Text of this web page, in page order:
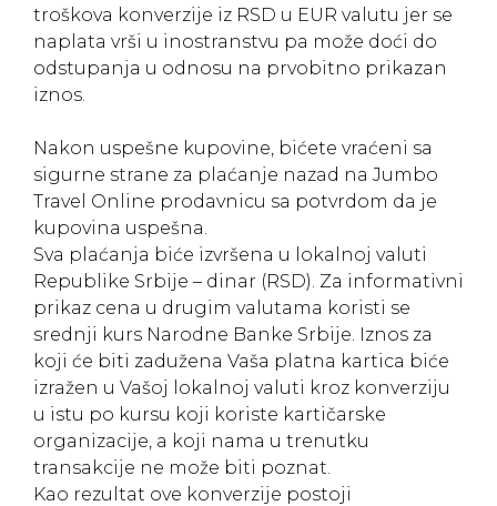
troškova konverzije iz RSD u EUR valutu jer se
naplata vrši u inostranstvu pa može doći do
odstupanja u odnosu na prvobitno prikazan
iznos.
Nakon uspešne kupovine, bićete vraćeni sa
sigurne strane za plaćanje nazad na Jumbo
Travel Online prodavnicu sa potvrdom da je
kupovina uspešna.
Sva plaćanja biće izvršena u lokalnoj valuti
Republike Srbije – dinar (RSD). Za informativni
prikaz cena u drugim valutama koristi se
srednji kurs Narodne Banke Srbije. Iznos za
koji će biti zadužena Vaša platna kartica biće
izražen u Vašoj lokalnoj valuti kroz konverziju
u istu po kursu koji koriste kartičarske
organizacije, a koji nama u trenutku
transakcije ne može biti poznat.
Kao rezultat ove konverzije postoji